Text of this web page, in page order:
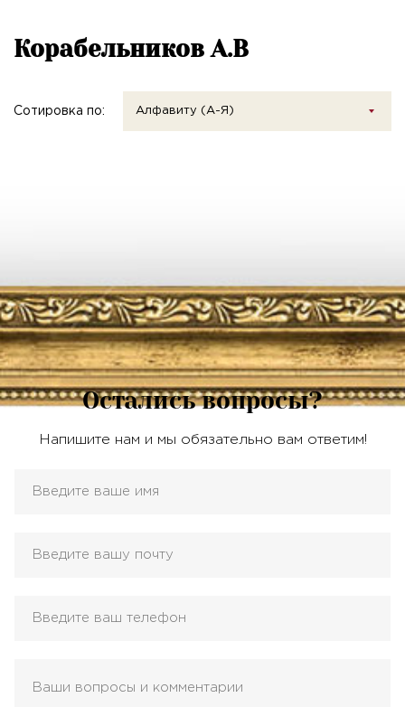
Корабельников А.В
Сотировка по: Алфавиту (А-Я)
Остались вопросы?
Напишите нам и мы обязательно вам ответим!